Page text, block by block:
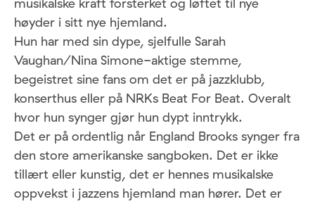
høyder i sitt nye hjemland.
Hun har med sin dype, sjelfulle Sarah
Vaughan/Nina Simone-aktige stemme,
begeistret sine fans om det er på jazzklubb,
konserthus eller på NRKs Beat For Beat. Overalt
hvor hun synger gjør hun dypt inntrykk.
Det er på ordentlig når England Brooks synger fra
den store amerikanske sangboken. Det er ikke
tillært eller kunstig, det er hennes musikalske
oppvekst i jazzens hjemland man hører. Det er